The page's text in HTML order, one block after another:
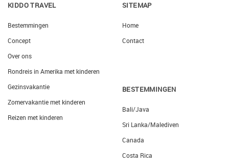
KIDDO TRAVEL
Bestemmingen
Concept
Over ons
Rondreis in Amerika met kinderen
Gezinsvakantie
Zomervakantie met kinderen
Reizen met kinderen
SITEMAP
Home
Contact
BESTEMMINGEN
Bali/Java
Sri Lanka/Malediven
Canada
Costa Rica